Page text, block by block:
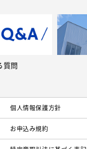
質問
個⼈情報保護⽅針
お申込み規約